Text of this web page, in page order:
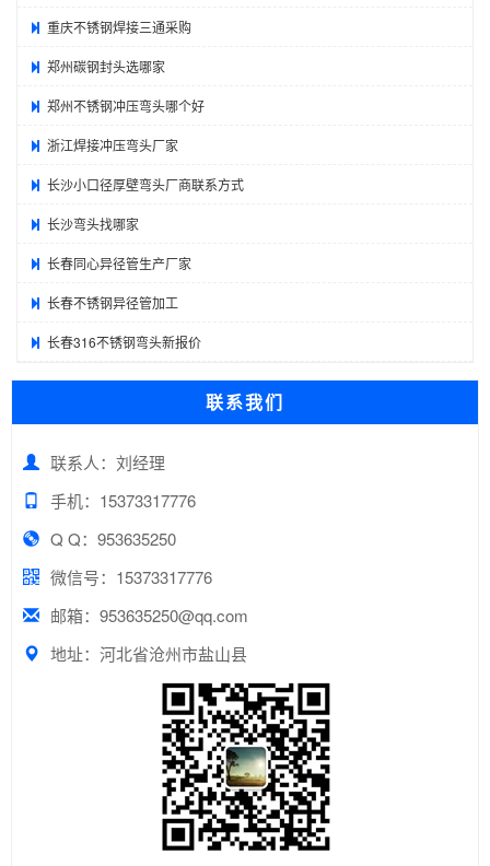
重庆不锈钢焊接三通采购
郑州碳钢封头选哪家
郑州不锈钢冲压弯头哪个好
浙江焊接冲压弯头厂家
长沙小口径厚壁弯头厂商联系方式
长沙弯头找哪家
长春同心异径管生产厂家
长春不锈钢异径管加工
长春316不锈钢弯头新报价
联系我们
联系人：刘经理
手机：15373317776
Q Q：953635250
微信号：15373317776
邮箱：953635250@qq.com
地址：河北省沧州市盐山县